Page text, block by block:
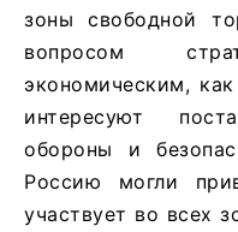
зоны свободной
вопросом
экономическим,
интересуют
обороны и
Россию могли
участвует во всех